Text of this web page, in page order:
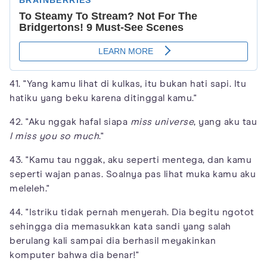
41. "Yang kamu lihat di kulkas, itu bukan hati sapi. Itu
hatiku yang beku karena ditinggal kamu."
42. "Aku nggak hafal siapa miss universe, yang aku tau
I miss you so much."
43. "Kamu tau nggak, aku seperti mentega, dan kamu
seperti wajan panas. Soalnya pas lihat muka kamu aku
meleleh."
44. "Istriku tidak pernah menyerah. Dia begitu ngotot
sehingga dia memasukkan kata sandi yang salah
berulang kali sampai dia berhasil meyakinkan
komputer bahwa dia benar!"